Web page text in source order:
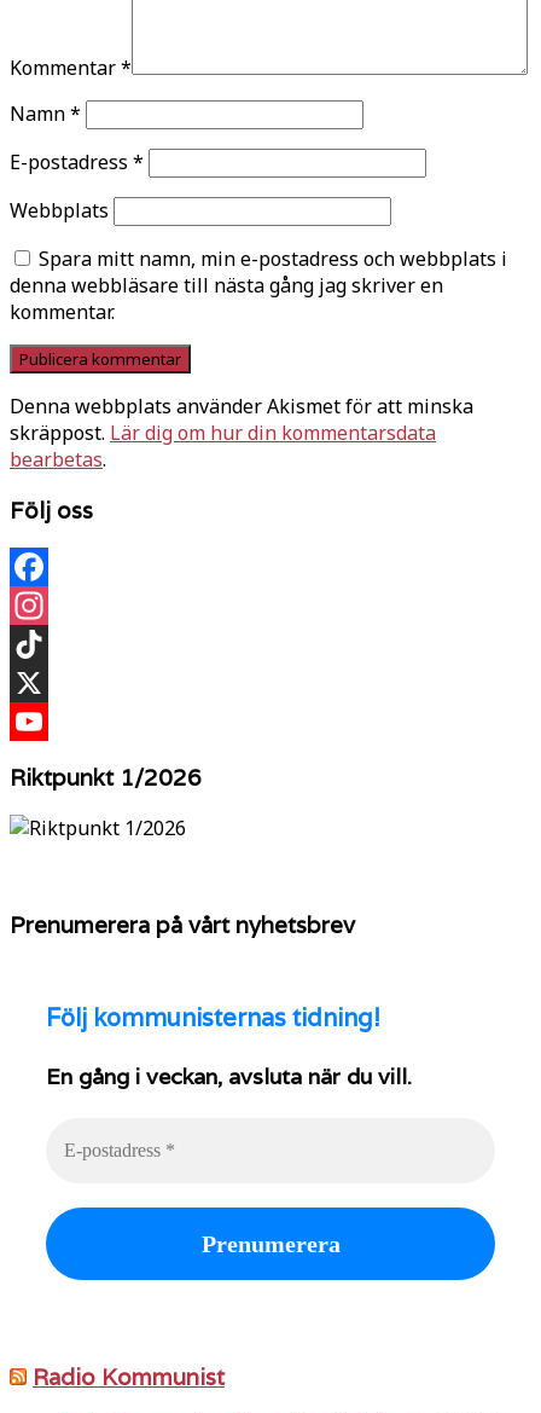
Kommentar*
Namn*
E-postadress *
Webbplats
Spara mitt namn, min e-postadress och webbplats i
denna webbläsare till nästa gång jag skriver en
kommentar.
Denna webbplats använder Akismet för att minska
skräppost. Lär dig om hur din kommentarsdata
bearbetas.
Följ oss
Facebook
Instagram
TikTok
X
Riktpunkt 1/2026
Prenumerera på vårt nyhetsbrev
Följ kommunisternas tidning!
En gång i veckan, avsluta när du vill.
Radio Kommunist